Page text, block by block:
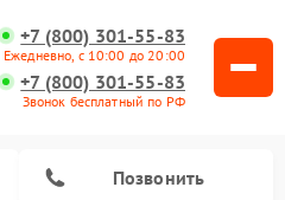
+7 (800) 301-55-83
Ежедневно, с 10:00 до 20:00
+7 (800) 301-55-83
Звонок бесплатный по РФ
Позвонить